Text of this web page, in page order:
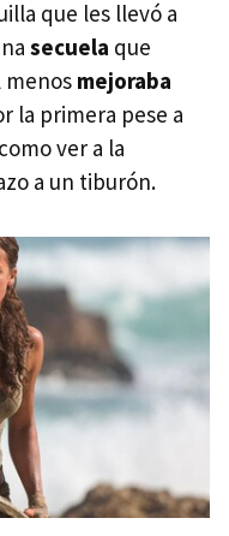
que les llevó a
secuela que
menos mejoraba
la primera pese a
ver a la
a un tiburón.